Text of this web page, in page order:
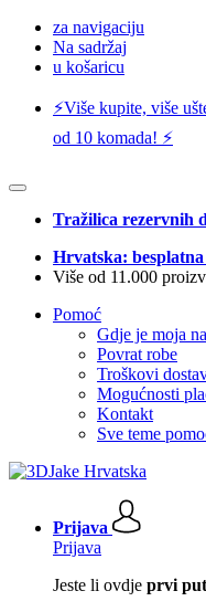
za navigaciju
Na sadržaj
u košaricu
⚡️Više kupite, više
od 10 komada! ⚡️
Tražilica rezervnih
Hrvatska:
Više od 11.000
Pomoć
Gdje je moja
Povrat robe
Troškovi
Mogućnosti
Kontakt
Sve teme
Prijava
Prijava
Jeste li ovdje prvi